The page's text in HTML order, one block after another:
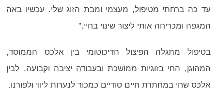
עד כה ברחתי מטיפול, מעצמי ומבת הזוג שלי. עכשיו באה
המגפה ומכריחה אותי ליצור שינוי בחיי.”
בטיפול מתגלה הפיצול הדיכוטומי בין אלכס הממוסד,
המהוגן, החי בזוגיות ממושכת ובעבודה יציבה וקבועה, לבין
אלכס שחי במחתרת חיים סודיים כמכור לנערות ליווי ולפורנו.